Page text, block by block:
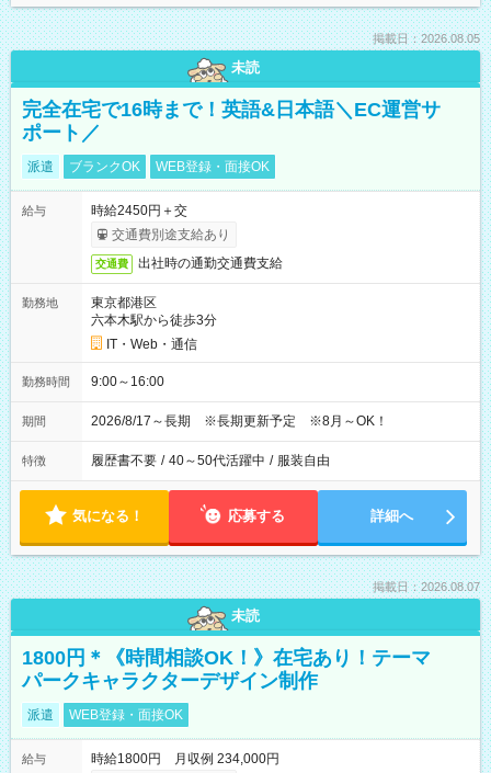
掲載日：2026.08.05
未読
完全在宅で16時まで！英語&日本語＼EC運営サ
ポート／
派遣 ブランクOK WEB登録・面接OK
給与
時給2450円＋交
交通費別途支給あり
交通費 出社時の通勤交通費支給
勤務地
東京都港区
六本木駅から徒歩3分
IT・Web・通信
勤務時間 9:00～16:00
期間 2026/8/17～長期 ※長期更新予定 ※8月～OK！
特徴 履歴書不要 / 40～50代活躍中 / 服装自由
気になる！ 応募する 詳細へ
掲載日：2026.08.07
未読
1800円＊《時間相談OK！》在宅あり！テーマ
パークキャラクターデザイン制作
派遣 WEB登録・面接OK
給与
時給1800円 月収例 234,000円